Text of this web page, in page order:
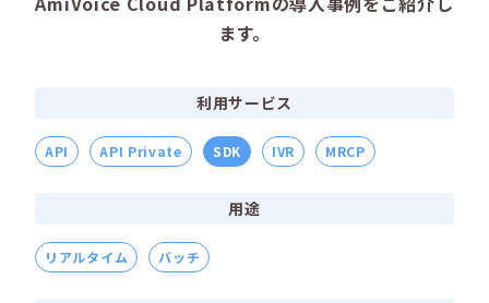
ます。
利用サービス
API API Private SDK IVR MRCP
用途
リアルタイム​ バッチ